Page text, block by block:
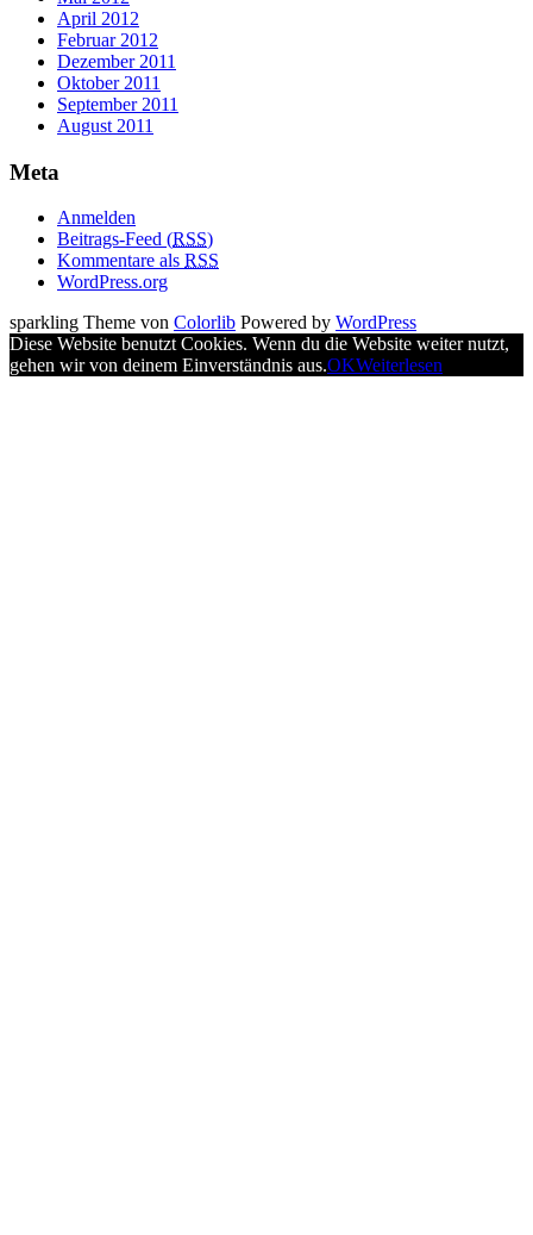
April 2012
Februar 2012
Dezember 2011
Oktober 2011
September 2011
August 2011
Meta
Anmelden
Beitrags-Feed (RSS)
Kommentare als RSS
WordPress.org
sparkling Theme von Colorlib Powered by WordPress
Diese Website benutzt Cookies. Wenn du die Website weiter nutzt,
gehen wir von deinem Einverständnis aus.OKWeiterlesen